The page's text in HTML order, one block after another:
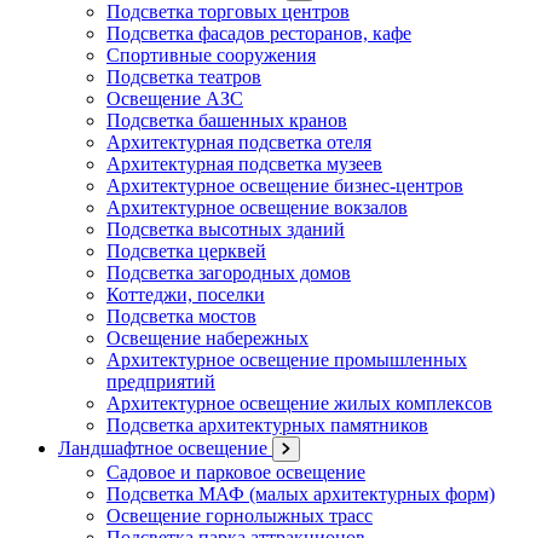
Подсветка торговых центров
Подсветка фасадов ресторанов, кафе
Спортивные сооружения
Подсветка театров
Освещение АЗС
Подсветка башенных кранов
Архитектурная подсветка отеля
Архитектурная подсветка музеев
Архитектурное освещение бизнес-центров
Архитектурное освещение вокзалов
Подсветка высотных зданий
Подсветка церквей
Подсветка загородных домов
Коттеджи, поселки
Подсветка мостов
Освещение набережных
Архитектурное освещение промышленных
предприятий
Архитектурное освещение жилых комплексов
Подсветка архитектурных памятников
Ландшафтное освещение
Садовое и парковое освещение
Подсветка МАФ (малых архитектурных форм)
Освещение горнолыжных трасс